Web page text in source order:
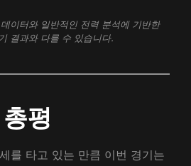
이터와 일반적인 전력 분석에 기반한
결과와 다를 수 있습니다.
평
를 타고 있는 만큼 이번 경기는